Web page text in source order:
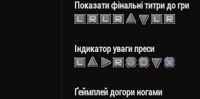
Показати фінальні титри до гри
Індикатор уваги преси
Ґеймплей догори ногами